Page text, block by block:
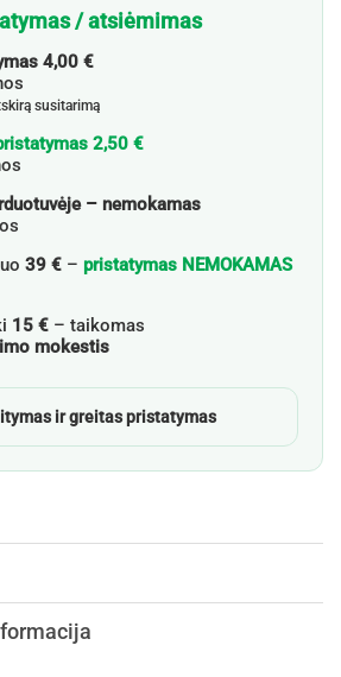
/ atsiėmimas
4,00 €
susitarimą
2,50 €
– nemokamas
39 € – pristatymas NEMOKAMAS
15 € – taikomas
mokestis
ir greitas pristatymas